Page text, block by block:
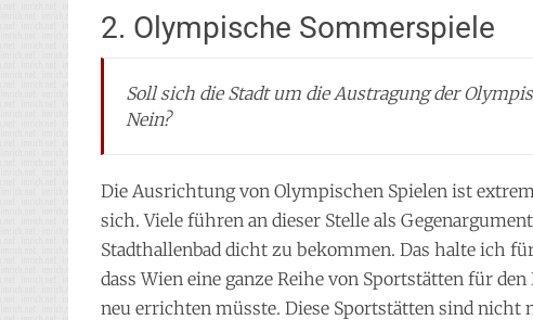
2. Olympische Sommerspiele
Soll sich die Stadt um die Austragung der
Nein?
Die Ausrichtung von Olympischen Spielen ist
sich. Viele führen an dieser Stelle als
Stadthallenbad dicht zu bekommen. Das halte ich
dass Wien eine ganze Reihe von Sportstätten für
neu errichten müsste. Diese Sportstätten sind